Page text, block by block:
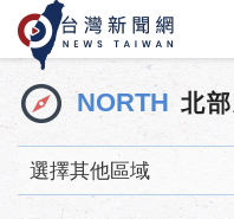
NORTH 北
選擇其他區域